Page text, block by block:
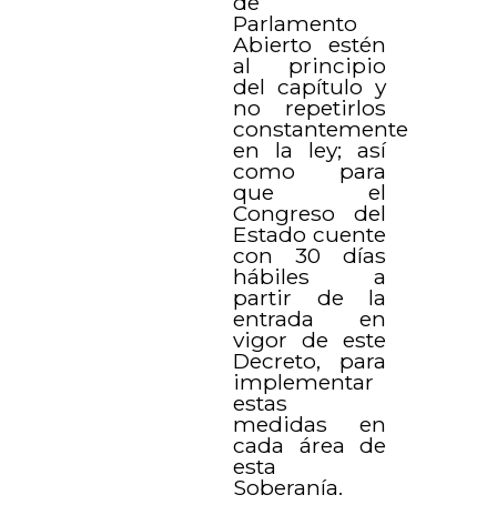
Parlamento
Abierto estén
al principio
del capítulo y
no repetirlos
constantemente
en la ley; así
como para
que el
Congreso del
Estado cuente
con 30 días
hábiles a
partir de la
entrada en
vigor de este
Decreto, para
implementar
estas
medidas en
cada área de
esta
Soberanía.